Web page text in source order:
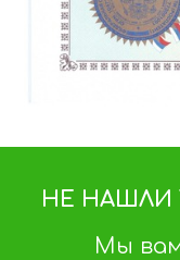
НЕ НАШЛИ
Мы